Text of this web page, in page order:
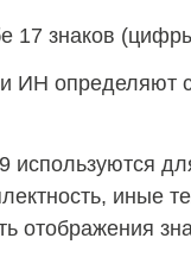
17 знаков
ИН определяют
используются
иные
отображения